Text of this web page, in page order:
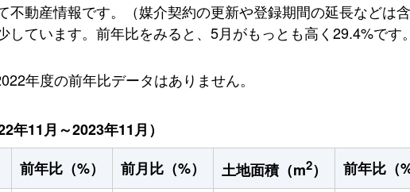
動産情報です。（媒介契約の更新や登録期間の延長などは
ています。前年比をみると、5月がもっとも高く29.4%です。
年度の前年比データはありません。
年11月～2023年11月）
前年比（%） 前月比（%） 土地面積（m2） 前年比（%